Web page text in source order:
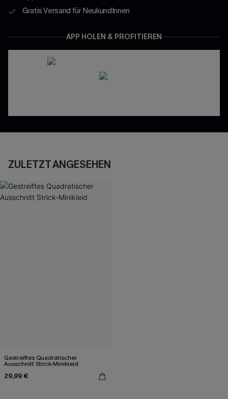
Gratis Versand für NeukundInnen
APP HOLEN & PROFITIEREN
ZULETZT ANGESEHEN
Gestreiftes Quadratischer
Ausschnitt Strick-Minikleid
29,99 €